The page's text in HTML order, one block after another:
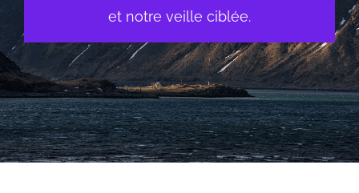
et notre veille ciblée.